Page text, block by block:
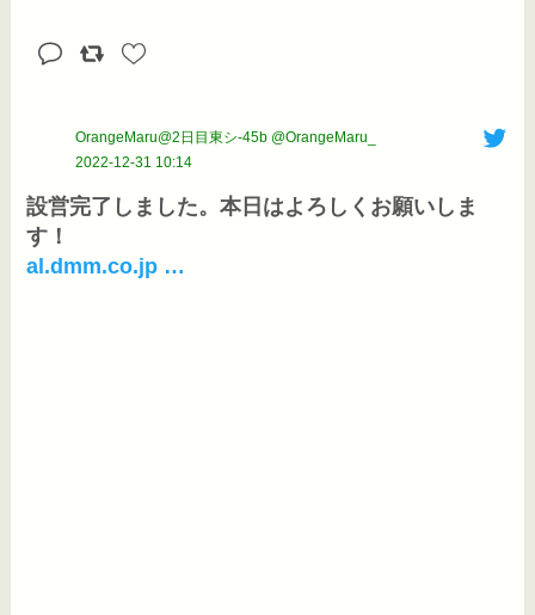
OrangeMaru@2日目東シ-45b @OrangeMaru_
2022-12-31 10:14
設営完了しました。本日はよろしくお願いしま
al.dmm.co.jp …